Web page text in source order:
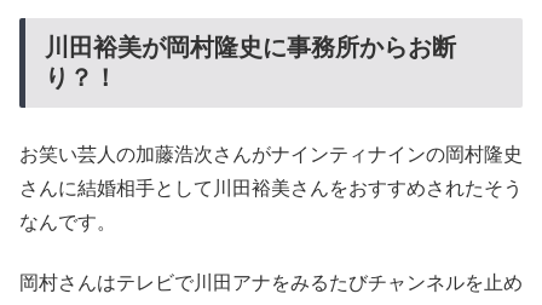
川田裕美が岡村隆史に事務所からお断
り？！
お笑い芸人の加藤浩次さんがナインティナインの岡村隆史
さんに結婚相手として川田裕美さんをおすすめされたそう
なんです。
岡村さんはテレビで川田アナをみるたびチャンネルを止め